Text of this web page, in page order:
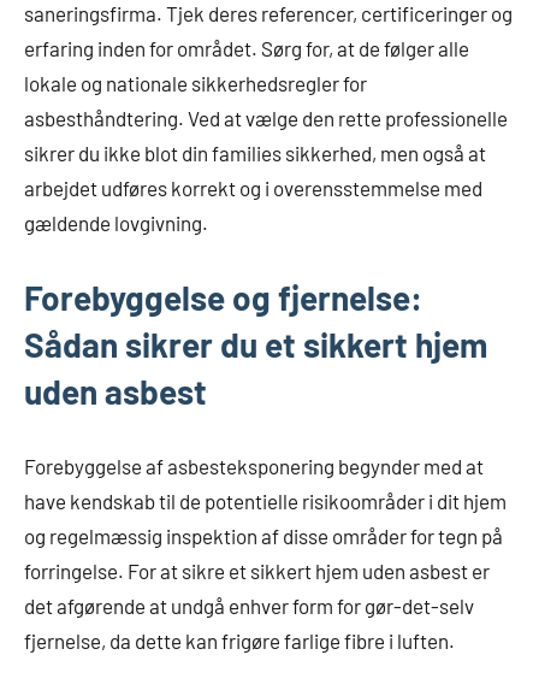
saneringsfirma. Tjek deres referencer, certificeringer og
erfaring inden for området. Sørg for, at de følger alle
lokale og nationale sikkerhedsregler for
asbesthåndtering. Ved at vælge den rette professionelle
sikrer du ikke blot din families sikkerhed, men også at
arbejdet udføres korrekt og i overensstemmelse med
gældende lovgivning.
Forebyggelse og fjernelse:
Sådan sikrer du et sikkert hjem
uden asbest
Forebyggelse af asbesteksponering begynder med at
have kendskab til de potentielle risikoområder i dit hjem
og regelmæssig inspektion af disse områder for tegn på
forringelse. For at sikre et sikkert hjem uden asbest er
det afgørende at undgå enhver form for gør-det-selv
fjernelse, da dette kan frigøre farlige fibre i luften.